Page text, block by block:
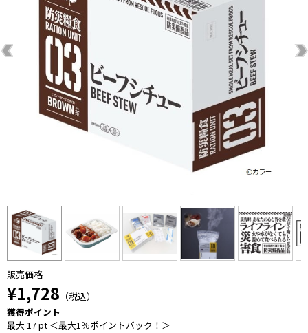
販売価格
¥1,728 （税込）
獲得ポイント
最大 17 pt ＜最大1％ポイントバック！＞